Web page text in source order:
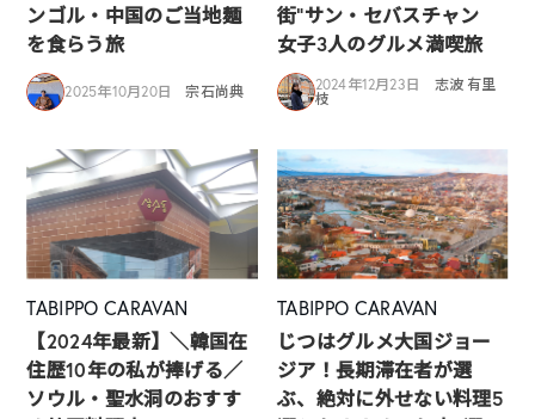
ンゴル・中国のご当地麺
を食らう旅
2025年10月20日 宗石尚典
街”サン・セバスチャン
女子3人のグルメ満喫旅
2024年12月23日
志波 有里
枝
TABIPPO CARAVAN
【2024年最新】＼韓国在
住歴10年の私が捧げる／
ソウル・聖水洞のおすす
TABIPPO CARAVAN
じつはグルメ大国ジョー
ジア！長期滞在者が選
ぶ、絶対に外せない料理5